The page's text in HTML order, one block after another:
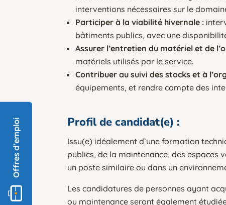
interventions nécessaires sur le
Participer à la viabilité hivernale :
bâtiments publics, avec une
Assurer l’entretien du matériel et de
matériels utilisés par le service.
Contribuer au suivi des stocks et à
équipements, et rendre compte des
Profil de candidat(e) :
Issu(e) idéalement d’une formation
publics, de la maintenance, des espaces
un poste similaire ou dans un
Les candidatures de personnes ayant
ou maintenance seront également
Offres d’emploi